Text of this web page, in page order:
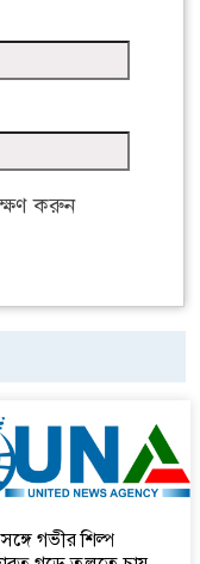
করুন
গভীর শিল্প